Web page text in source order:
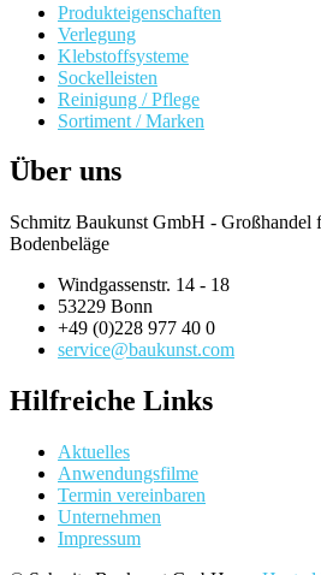
Produkteigenschaften
Verlegung
Klebstoffsysteme
Sockelleisten
Reinigung / Pflege
Sortiment / Marken
Über uns
Schmitz Baukunst GmbH - Großhandel
Bodenbeläge
Windgassenstr. 14 - 18
53229 Bonn
+49 (0)228 977 40 0
service@baukunst.com
Hilfreiche Links
Aktuelles
Anwendungsfilme
Termin vereinbaren
Unternehmen
Impressum